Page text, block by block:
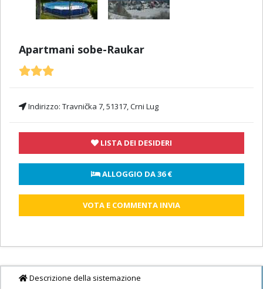
Apartmani sobe-Raukar
Indirizzo: Travnička 7, 51317, Crni Lug
LISTA DEI DESIDERI
ALLOGGIO DA 36 €
VOTA E COMMENTA INVIA
Descrizione della sistemazione